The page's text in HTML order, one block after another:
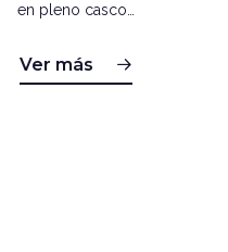
en pleno casco…
Ver más